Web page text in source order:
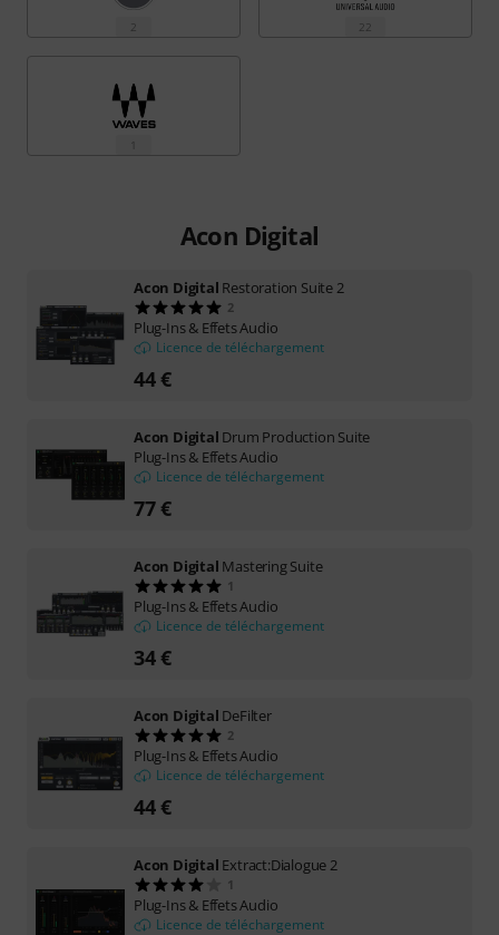
2 22
Acon Digital
Acon Digital Restoration Suite 2
2
Plug-Ins & Effets Audio
Licence de téléchargement
44 €
Acon Digital Drum Production Suite
Plug-Ins & Effets Audio
Licence de téléchargement
77 €
Acon Digital Mastering Suite
1
Plug-Ins & Effets Audio
Licence de téléchargement
34 €
Acon Digital DeFilter
2
Plug-Ins & Effets Audio
Licence de téléchargement
44 €
Acon Digital Extract:Dialogue 2
1
Plug-Ins & Effets Audio
Licence de téléchargement